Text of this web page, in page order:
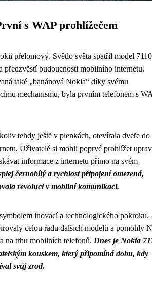
s WAP prohlížečem
přelomový. Světlo světa spatřil model
předzvěstí budoucnosti mobilního internetu.
také „banánová Nokia“ díky svému
mechanismu, byla prvním telefonem s
tehdy ještě v plenkách, otevírala dveře do
Uživatelé si mohli poprvé prohlížet
informace z internetu přímo na svém
černobílý a rychlost připojení omezená,
revoluci v mobilní komunikaci.
inovací a technologického pokroku.
celou řadu dalších modelů a pomohly
na trhu mobilních telefonů. Dnes je Nokia
kouskem, který připomíná dobu, kdy
svůj zrod.